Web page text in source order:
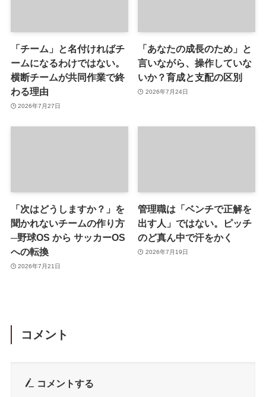
「チーム」と名付ければチ
ームになるわけではない。
横断チームが共同作業で終
わる理由
2026年7月27日
「あなたの成長のため」と
言いながら、操作していな
いか？育成と支配の区別
2026年7月24日
「次はどうしますか？」を
聞かれないチームの作り方
─野球OS から サッカーOS
への転換
2026年7月21日
管理職は「ベンチで正解を
出す人」ではない。ピッチ
のど真ん中で汗をかく
2026年7月19日
コメント
コメントする